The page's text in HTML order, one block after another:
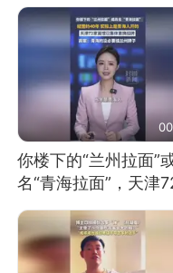
消息）
你楼下的“兰州拉面”
名“青海拉面”，天津